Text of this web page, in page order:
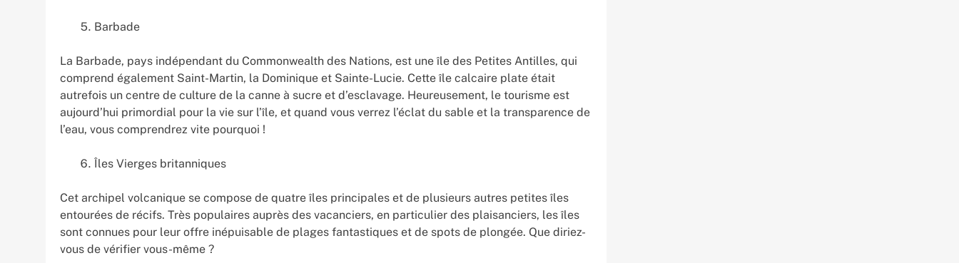
Barbade
La Barbade, pays indépendant du Commonwealth des Nations, est une île des Petites Antilles, qui
comprend également Saint-Martin, la Dominique et Sainte-Lucie. Cette île calcaire plate était
autrefois un centre de culture de la canne à sucre et d’esclavage. Heureusement, le tourisme est
aujourd’hui primordial pour la vie sur l’île, et quand vous verrez l’éclat du sable et la transparence de
l’eau, vous comprendrez vite pourquoi !
Îles Vierges britanniques
Cet archipel volcanique se compose de quatre îles principales et de plusieurs autres petites îles
entourées de récifs. Très populaires auprès des vacanciers, en particulier des plaisanciers, les îles
sont connues pour leur offre inépuisable de plages fantastiques et de spots de plongée. Que diriez-
vous de vérifier vous-même ?